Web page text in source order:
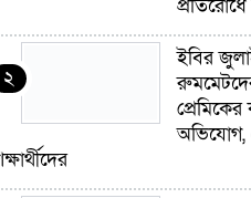
প্রতিরোধে
২
ইবির